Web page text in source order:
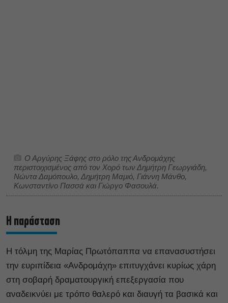
Ο Αργύρης Ξάφης στο ρόλο της Ανδρομάχης
περιστοιχισμένος από τον Χορό των Δημήτρη Γεωργιάδη,
Νώντα Δαμόπουλο, Δημήτρη Μαμιό, Γιάννη Μάνθο,
Κωνσταντίνο Πασσά και Γιώργο Φασουλά.
H παράσταση
Η τόλμη της Μαρίας Πρωτόπαππα να επανασυστήσει
την ευριπίδεια «Ανδρομάχη» επιτυγχάνει κυρίως χάρη
στη σοβαρή δραματουργική επεξεργασία που
αναδεικνύει με τρόπο θαλερό και διαυγή τα βασικά και